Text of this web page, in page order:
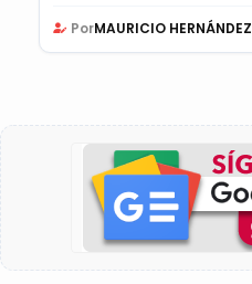
PorMAURICIO HERNÁNDEZ